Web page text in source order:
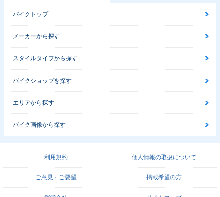
バイクトップ
メーカーから探す
スタイルタイプから探す
バイクショップを探す
エリアから探す
バイク画像から探す
利用規約 個人情報の取扱について
ご意見・ご要望 掲載希望の方